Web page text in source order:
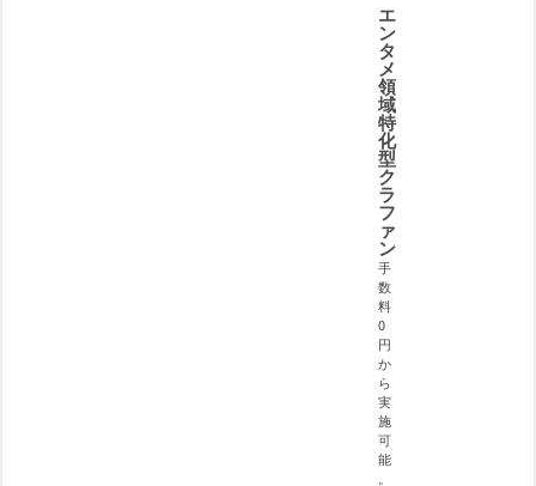
エ
ン
タ
メ
領
域
特
化
型
ク
ラ
フ
ァ
ン
手
数
料
0
円
か
ら
実
施
可
能